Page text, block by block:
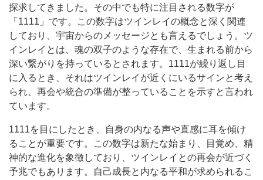
探求してきました。その中でも特に注目される数字が
「1111」です。この数字はツインレイの概念と深く関連
しており、宇宙からのメッセージとも言えるでしょう。ツ
インレイとは、魂の双子のような存在で、生まれる前から
深い繋がりを持っているとされます。1111が繰り返し目
に入るとき、それはツインレイが近くにいるサインと考え
られ、再会や統合の準備が整っていることを示すと言われ
ています。
1111を目にしたとき、自身の内なる声や直感に耳を傾け
ることが重要です。この数字は新たな始まり、目覚め、精
神的な進化を象徴しており、ツインレイとの再会が近づく
予兆でもあります。自己成長と内なる平和が求められるこ